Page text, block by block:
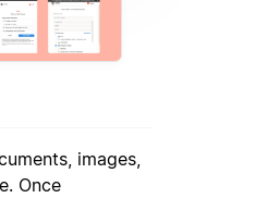
images,
Once